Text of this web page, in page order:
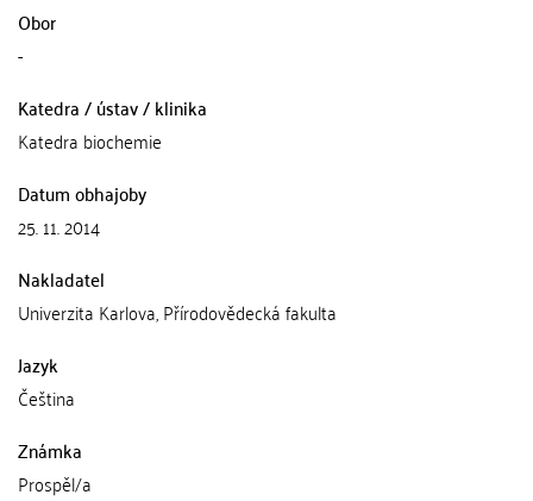
Obor
-
Katedra / ústav / klinika
Katedra biochemie
Datum obhajoby
25. 11. 2014
Nakladatel
Univerzita Karlova, Přírodovědecká fakulta
Jazyk
Čeština
Známka
Prospěl/a